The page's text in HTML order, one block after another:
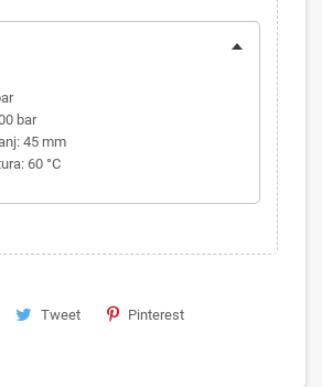
bar
45 mm
60 °C
Tweet Pinterest